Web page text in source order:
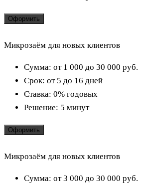
Оформить
Микрозаём для новых клиентов
Сумма: от 1 000 до 30 000 руб.
Срок: от 5 до 16 дней
Ставка: 0% годовых
Решение: 5 минут
Оформить
Микрозаём для новых клиентов
Сумма: от 3 000 до 30 000 руб.